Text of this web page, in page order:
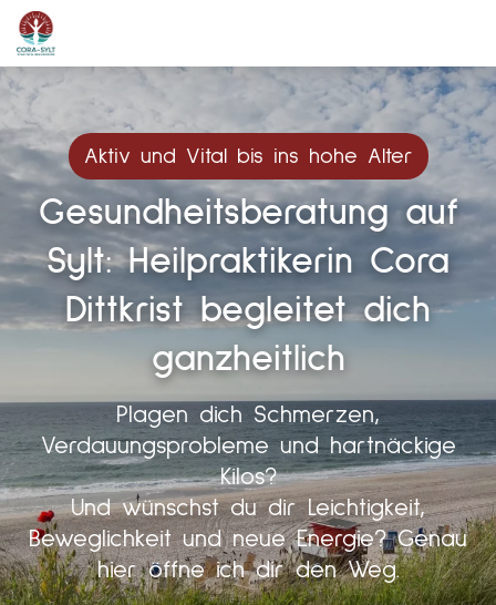
Aktiv und Vital bis ins hohe Alter
Gesundheitsberatung auf
Sylt: Heilpraktikerin Cora
Dittkrist begleitet dich
ganzheitlich
Plagen dich Schmerzen,
Verdauungsprobleme und hartnäckige
Kilos?
Und wünschst du dir Leichtigkeit,
Beweglichkeit und neue Energie? Genau
hier öffne ich dir den Weg.